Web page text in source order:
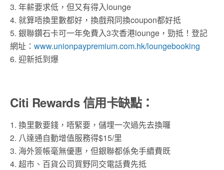
3. 年薪要求低，但又有得入lounge
4. 就算唔換里數都好，換戲飛同換coupon都好抵
5. 銀聯鑽石卡可一年免費入3次香港lounge，勁抵！登記
網址： www.unionpaypremium.com.hk/loungebooking
6. 迎新抵到爆
Citi Rewards 信用卡缺點：
1. 換里數要錢，唔緊要，儲埋一次過先去換囉
2. 八達通自動增值服務得$15/里
3. 海外簽帳毫無優惠，但銀聯都係免手續費既
4. 超市、百貨公司買野同交電話費先抵